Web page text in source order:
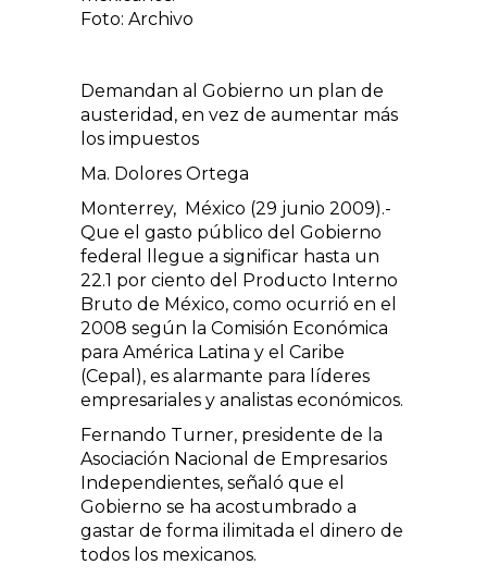
Foto: Archivo
Demandan al Gobierno un plan de
austeridad, en vez de aumentar más
los impuestos
Ma. Dolores Ortega
Monterrey, México (29 junio 2009).-
Que el gasto público del Gobierno
federal llegue a significar hasta un
22.1 por ciento del Producto Interno
Bruto de México, como ocurrió en el
2008 según la Comisión Económica
para América Latina y el Caribe
(Cepal), es alarmante para líderes
empresariales y analistas económicos.
Fernando Turner, presidente de la
Asociación Nacional de Empresarios
Independientes, señaló que el
Gobierno se ha acostumbrado a
gastar de forma ilimitada el dinero de
todos los mexicanos.